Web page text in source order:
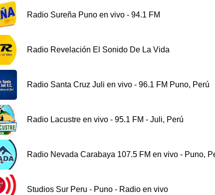
Radio Sureña Puno en vivo - 94.1 FM
Radio Revelación El Sonido De La Vida
Radio Santa Cruz Juli en vivo - 96.1 FM Puno, Perú
Radio Lacustre en vivo - 95.1 FM - Juli, Perú
Radio Nevada Carabaya 107.5 FM en vivo - Puno,
Studios Sur Peru - Puno - Radio en vivo